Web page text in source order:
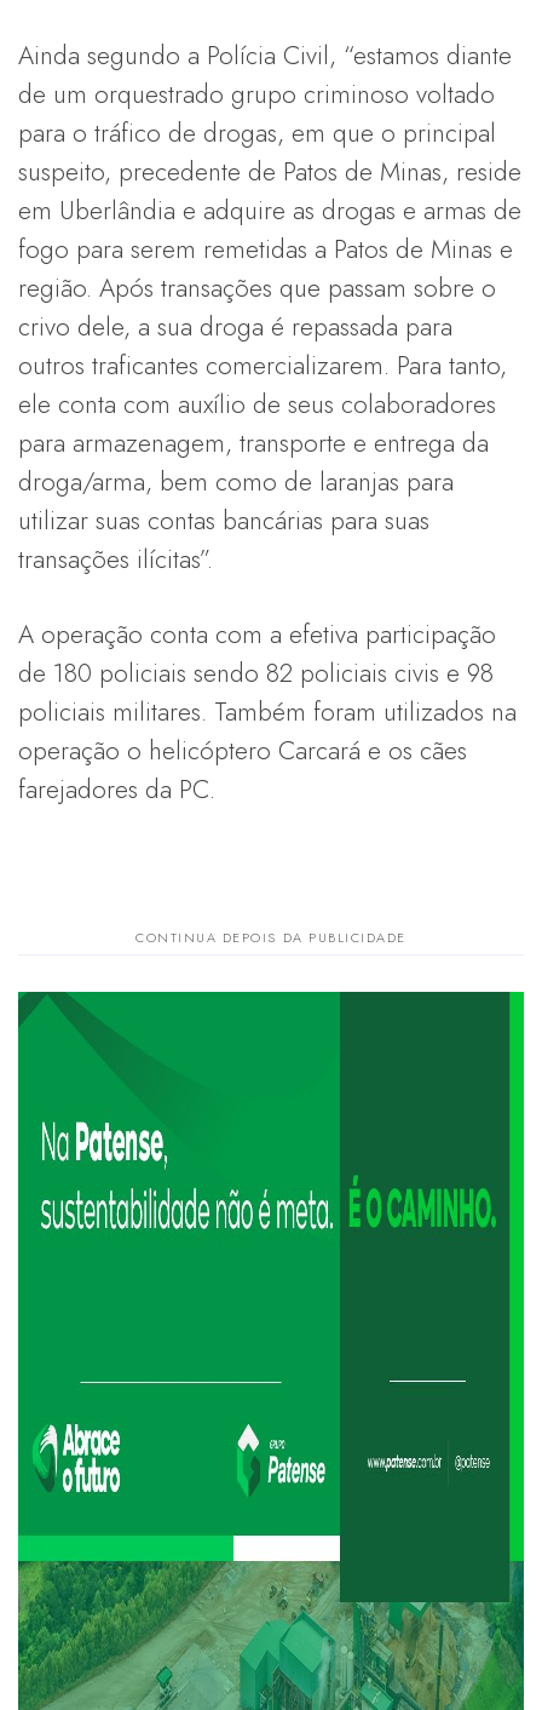
Ainda segundo a Polícia Civil, “estamos diante
de um orquestrado grupo criminoso voltado
para o tráfico de drogas, em que o principal
suspeito, precedente de Patos de Minas, reside
em Uberlândia e adquire as drogas e armas de
fogo para serem remetidas a Patos de Minas e
região. Após transações que passam sobre o
crivo dele, a sua droga é repassada para
outros traficantes comercializarem. Para tanto,
ele conta com auxílio de seus colaboradores
para armazenagem, transporte e entrega da
droga/arma, bem como de laranjas para
utilizar suas contas bancárias para suas
transações ilícitas”.
A operação conta com a efetiva participação
de 180 policiais sendo 82 policiais civis e 98
policiais militares. Também foram utilizados na
operação o helicóptero Carcará e os cães
farejadores da PC.